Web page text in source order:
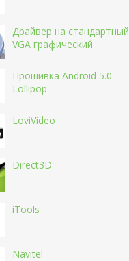
Драйвер на стандартный
VGA графический
Прошивка Android 5.0
Lollipop
LoviVideo
Direct3D
iTools
Navitel